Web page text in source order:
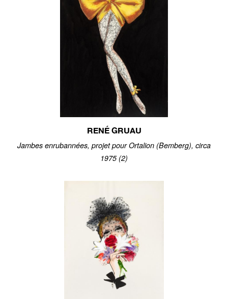
RENÉ GRUAU
Jambes enrubannées, projet pour Ortalion (Bemberg), circa
1975 (2)